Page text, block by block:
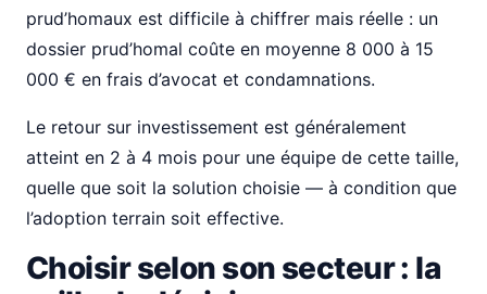
prud’homaux est difficile à chiffrer mais réelle : un
dossier prud’homal coûte en moyenne 8 000 à 15
000 € en frais d’avocat et condamnations.
Le retour sur investissement est généralement
atteint en 2 à 4 mois pour une équipe de cette taille,
quelle que soit la solution choisie — à condition que
l’adoption terrain soit effective.
Choisir selon son secteur : la